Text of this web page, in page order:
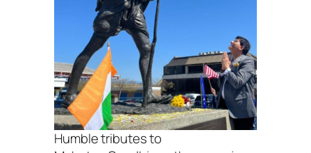
Humble tributes to